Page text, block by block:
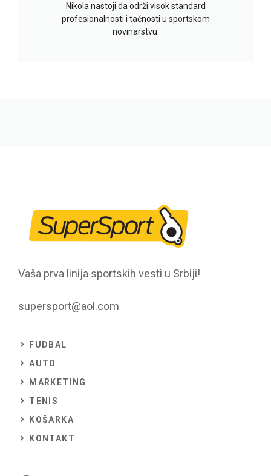
Nikola nastoji da održi visok standard
profesionalnosti i tačnosti u sportskom
novinarstvu.
Vaša prva linija sportskih vesti u Srbiji!
supersport@aol.com
FUDBAL
AUTO
MARKETING
TENIS
KOŠARKA
KONTAKT